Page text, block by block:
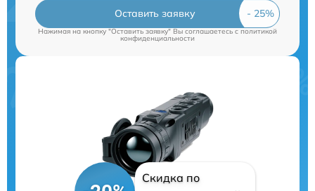
Оставить заявку
Нажимая на кнопку "Оставить заявку" Вы соглашаетесь cполитикой
конфиденциальности
Скидка по